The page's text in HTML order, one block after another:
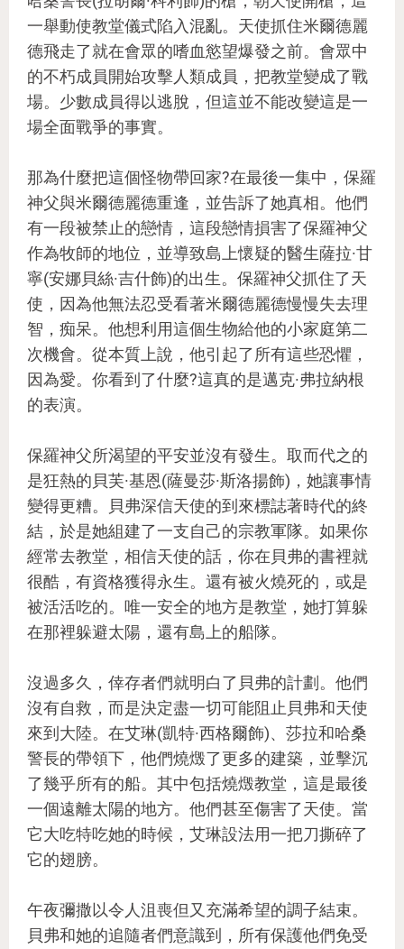
一舉動使教堂儀式陷入混亂。天使抓住米爾德麗
德飛走了就在會眾的嗜血慾望爆發之前。會眾中
的不朽成員開始攻擊人類成員，把教堂變成了戰
場。少數成員得以逃脫，但這並不能改變這是一
場全面戰爭的事實。
那為什麼把這個怪物帶回家?在最後一集中，保羅
神父與米爾德麗德重逢，並告訴了她真相。他們
有一段被禁止的戀情，這段戀情損害了保羅神父
作為牧師的地位，並導致島上懷疑的醫生薩拉·甘
寧(安娜貝絲·吉什飾)的出生。保羅神父抓住了天
使，因為他無法忍受看著米爾德麗德慢慢失去理
智，痴呆。他想利用這個生物給他的小家庭第二
次機會。從本質上說，他引起了所有這些恐懼，
因為愛。你看到了什麼?這真的是邁克·弗拉納根
的表演。
保羅神父所渴望的平安並沒有發生。取而代之的
是狂熱的貝芙·基恩(薩曼莎·斯洛揚飾)，她讓事情
變得更糟。貝弗深信天使的到來標誌著時代的終
結，於是她組建了一支自己的宗教軍隊。如果你
經常去教堂，相信天使的話，你在貝弗的書裡就
很酷，有資格獲得永生。還有被火燒死的，或是
被活活吃的。唯一安全的地方是教堂，她打算躲
在那裡躲避太陽，還有島上的船隊。
沒過多久，倖存者們就明白了貝弗的計劃。他們
沒有自救，而是決定盡一切可能阻止貝弗和天使
來到大陸。在艾琳(凱特·西格爾飾)、莎拉和哈桑
警長的帶領下，他們燒燬了更多的建築，並擊沉
了幾乎所有的船。其中包括燒燬教堂，這是最後
一個遠離太陽的地方。他們甚至傷害了天使。當
它大吃特吃她的時候，艾琳設法用一把刀撕碎了
它的翅膀。
午夜彌撒以令人沮喪但又充滿希望的調子結束。
貝弗和她的追隨者們意識到，所有保護他們免受